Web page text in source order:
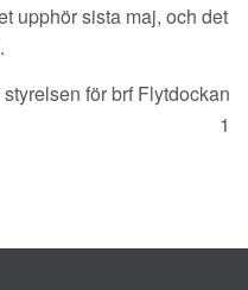
upphör sista maj, och det
för brf Flytdockan
1